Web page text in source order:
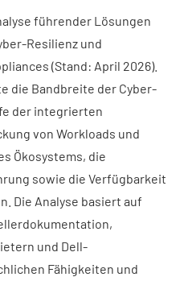
führender Lösungen
Resilienz und
(Stand: April 2026).
die Bandbreite der Cyber-
der integrierten
von Workloads und
Ökosystems, die
sowie die Verfügbarkeit
Die Analyse basiert auf
und Dell-
Fähigkeiten und